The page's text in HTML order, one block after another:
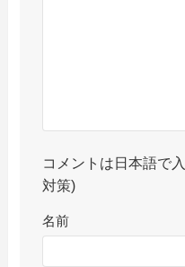
コメントは日本語で
対策)
名前